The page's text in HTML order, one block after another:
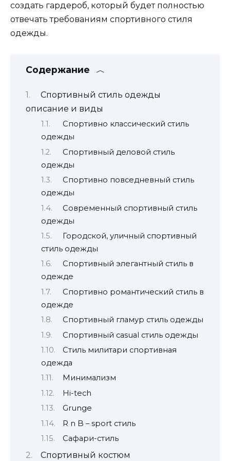
создать гардероб, который будет полностью
отвечать требованиям спортивного стиля
одежды.
Содержание
Спортивный стиль одежды
описание и виды
Спортивно классический стиль
одежды
Спортивный деловой стиль
одежды
Спортивно повседневный стиль
одежды
Современный спортивный стиль
одежды
Городской, уличный спортивный
стиль одежды
Спортивный элегантный стиль в
одежде
Спортивно романтический стиль в
одежде
Спортивный гламур стиль одежды
Спортивный casual стиль одежды
Стиль милитари спортивная
одежда
Минимализм
Hi-tech
Grunge
R n B – sport стиль
Сафари-стиль
Спортивный костюм